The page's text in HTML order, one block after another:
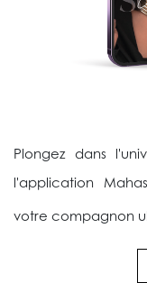
Plongez dans
l'application
votre compagnon